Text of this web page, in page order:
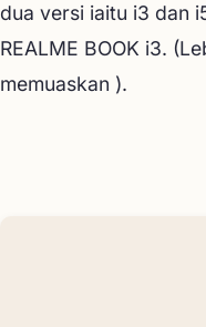
dua versi iaitu i3 dan
REALME BOOK i3.
memuaskan ).